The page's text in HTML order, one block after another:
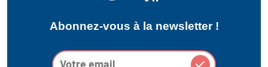
Abonnez-vous à la newsletter !